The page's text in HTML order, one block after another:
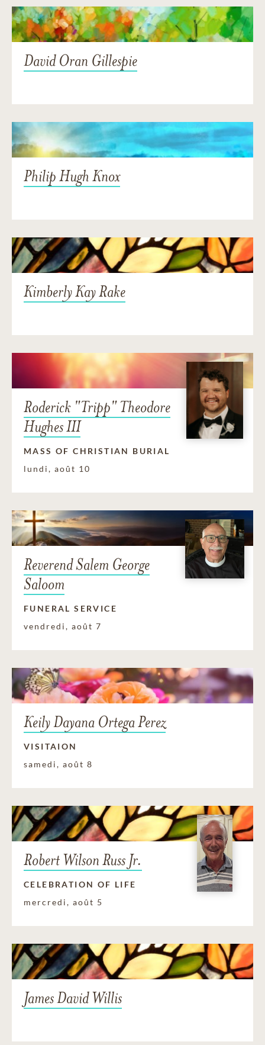
David Oran Gillespie
Philip Hugh Knox
Kimberly Kay Rake
Roderick "Tripp" Theodore
Hughes III
MASS OF CHRISTIAN BURIAL
lundi, août 10
Reverend Salem George
Saloom
FUNERAL SERVICE
vendredi, août 7
Keily Dayana Ortega Perez
VISITAION
samedi, août 8
Robert Wilson Russ Jr.
CELEBRATION OF LIFE
mercredi, août 5
James David Willis